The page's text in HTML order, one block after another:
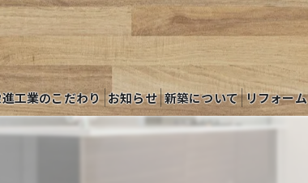
工業のこだわり お知らせ 新築について リフォーム